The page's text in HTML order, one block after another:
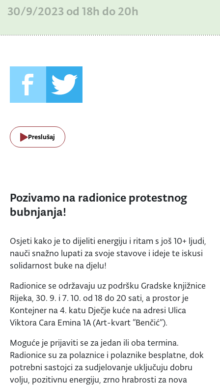
30/9/2023 od 18h do 20h
Preslušaj
Pozivamo na radionice protestnog
bubnjanja!
Osjeti kako je to dijeliti energiju i ritam s još 10+ ljudi,
nauči snažno lupati za svoje stavove i ideje te iskusi
solidarnost buke na djelu!
Radionice se održavaju uz podršku Gradske knjižnice
Rijeka, 30. 9. i 7. 10. od 18 do 20 sati, a prostor je
Kontejner na 4. katu Dječje kuće na adresi Ulica
Viktora Cara Emina 1A (Art-kvart “Benčić”).
Moguće je prijaviti se za jedan ili oba termina.
Radionice su za polaznice i polaznike besplatne, dok
potrebni sastojci za sudjelovanje uključuju dobru
volju, pozitivnu energiju, zrno hrabrosti za nova